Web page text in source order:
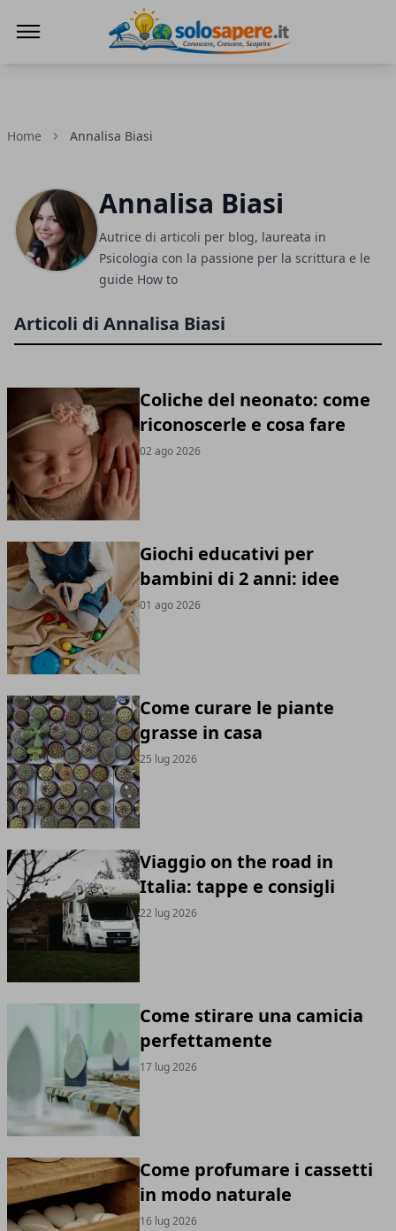
Home Annalisa Biasi
Annalisa Biasi
Autrice di articoli per blog, laureata in
Psicologia con la passione per la scrittura e le
guide How to
Articoli di Annalisa Biasi
Coliche del neonato: come
riconoscerle e cosa fare
02 ago 2026
Giochi educativi per
bambini di 2 anni: idee
01 ago 2026
Come curare le piante
grasse in casa
25 lug 2026
Viaggio on the road in
Italia: tappe e consigli
22 lug 2026
Come stirare una camicia
perfettamente
17 lug 2026
Come profumare i cassetti
in modo naturale
16 lug 2026